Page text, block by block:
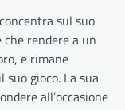
sul suo
rendere a un
e rimane
gioco. La sua
all’occasione